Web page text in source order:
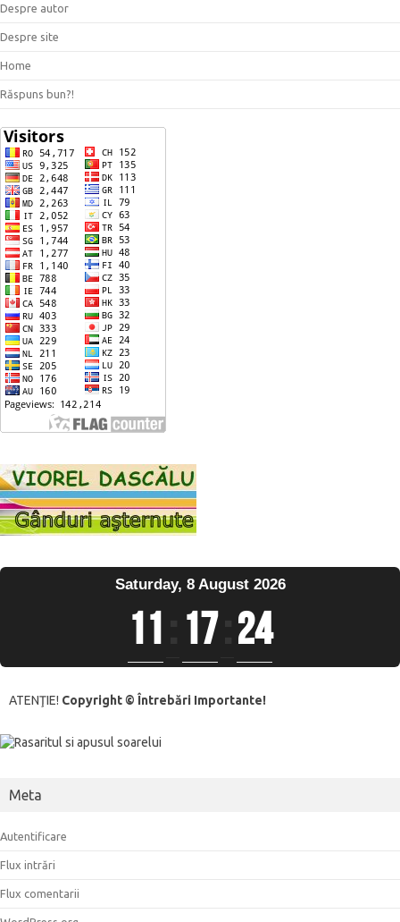
Despre autor
Despre site
Home
Răspuns bun?!
Saturday, 8 August 2026
11 17 25
ATENŢIE! Copyright © Întrebări Importante!
Meta
Autentificare
Flux intrări
Flux comentarii